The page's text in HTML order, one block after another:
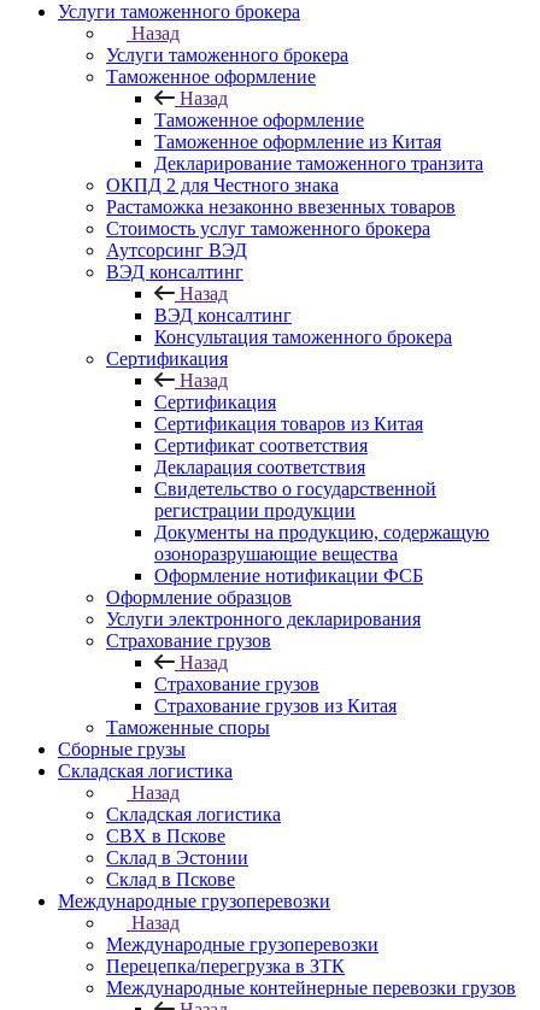
Услуги таможенного брокера
Назад
Услуги таможенного брокера
Таможенное оформление
Назад
Таможенное оформление
Таможенное оформление из Китая
Декларирование таможенного транзита
ОКПД 2 для Честного знака
Растаможка незаконно ввезенных товаров
Стоимость услуг таможенного брокера
Аутсорсинг ВЭД
ВЭД консалтинг
Назад
ВЭД консалтинг
Консультация таможенного брокера
Сертификация
Назад
Сертификация
Сертификация товаров из Китая
Сертификат соответствия
Декларация соответствия
Свидетельство о государственной
регистрации продукции
Документы на продукцию, содержащую
озоноразрушающие вещества
Оформление нотификации ФСБ
Оформление образцов
Услуги электронного декларирования
Страхование грузов
Назад
Страхование грузов
Страхование грузов из Китая
Таможенные споры
Сборные грузы
Складская логистика
Назад
Складская логистика
СВХ в Пскове
Склад в Эстонии
Склад в Пскове
Международные грузоперевозки
Назад
Международные грузоперевозки
Перецепка/перегрузка в ЗТК
Международные контейнерные перевозки грузов